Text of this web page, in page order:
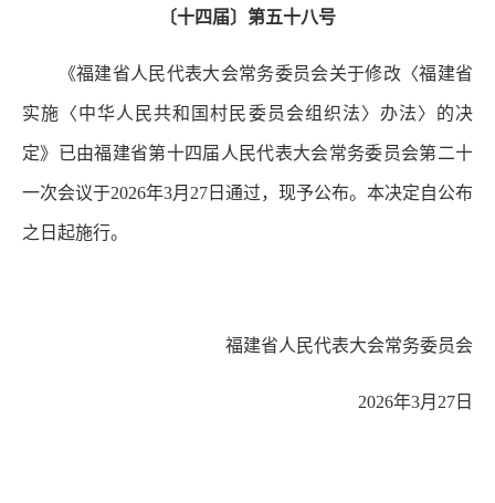
〔十四届〕第五十八号
《福建省人民代表大会常务委员会关于修改〈福建省
实施〈中华人民共和国村民委员会组织法〉办法〉的决
定》已由福建省第十四届人民代表大会常务委员会第二十
一次会议于2026年3月27日通过，现予公布。本决定自公布
之日起施行。
福建省人民代表大会常务委员会
2026年3月27日